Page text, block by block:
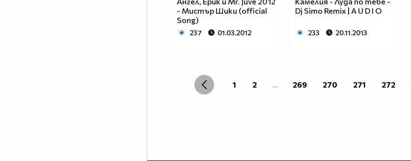
- Мистър Шики (official
Song)
237 01.03.2012
Dj Simo Remix | A U D I O
233 20.11.2013
1 2 ... 269 270 271 272